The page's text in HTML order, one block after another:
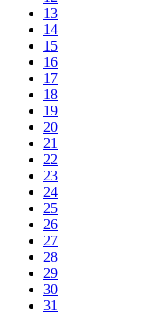
13
14
15
16
17
18
19
20
21
22
23
24
25
26
27
28
29
30
31